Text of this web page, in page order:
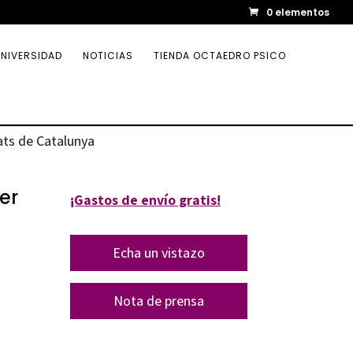
0 elementos
NOTICIAS TIENDA OCTAEDRO PSICO
de Catalunya
¡Gastos de envío gratis!
Echa un vistazo
Nota de prensa